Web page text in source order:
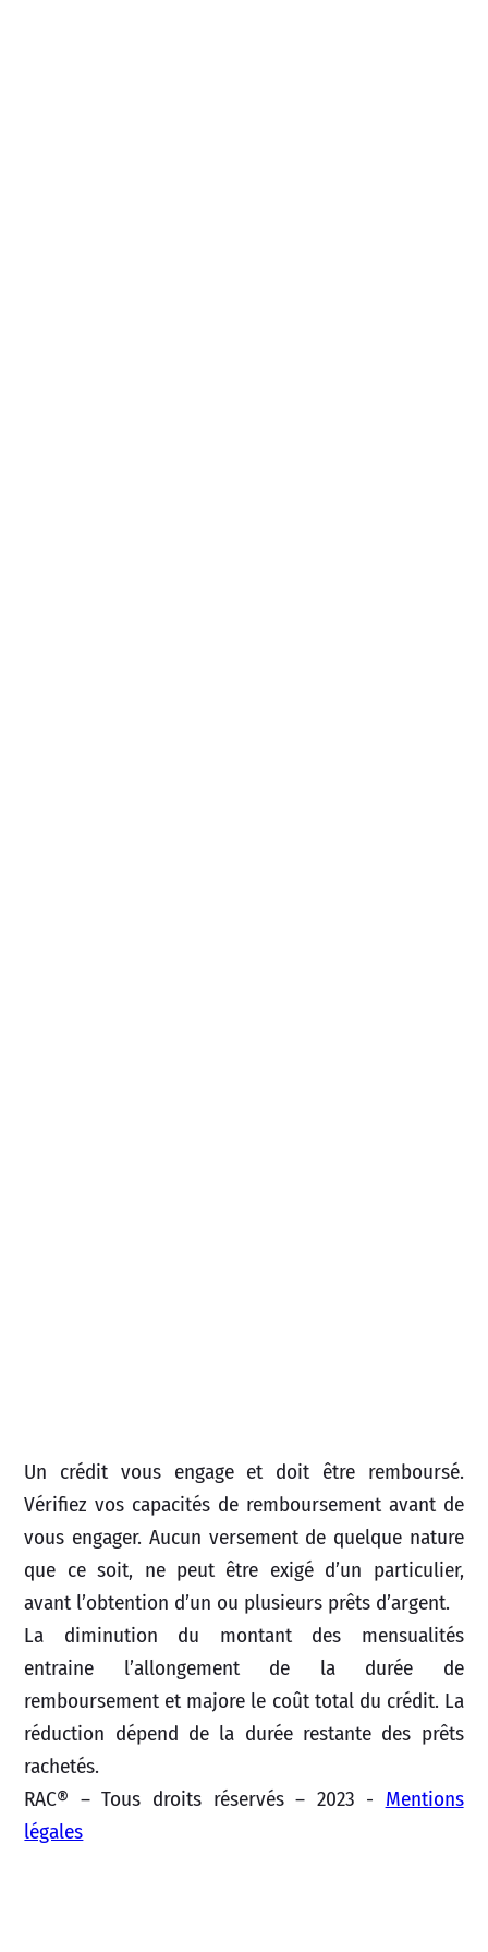
Un crédit vous engage et doit être remboursé.
Vérifiez vos capacités de remboursement avant de
vous engager. Aucun versement de quelque nature
que ce soit, ne peut être exigé d’un particulier,
avant l’obtention d’un ou plusieurs prêts d’argent.
La diminution du montant des mensualités
entraine l’allongement de la durée de
remboursement et majore le coût total du crédit. La
réduction dépend de la durée restante des prêts
rachetés.
RAC® – Tous droits réservés – 2023 - Mentions
légales